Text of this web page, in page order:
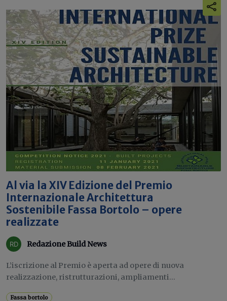
Al via la XIV Edizione del Premio
Internazionale Architettura
Sostenibile Fassa Bortolo – opere
realizzate
Redazione Build News
L’iscrizione al Premio è aperta ad opere di nuova
realizzazione, ristrutturazioni, ampliamenti...
Fassa bortolo